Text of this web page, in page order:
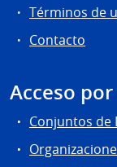
Términos de
Contacto
Acceso
Conjuntos de